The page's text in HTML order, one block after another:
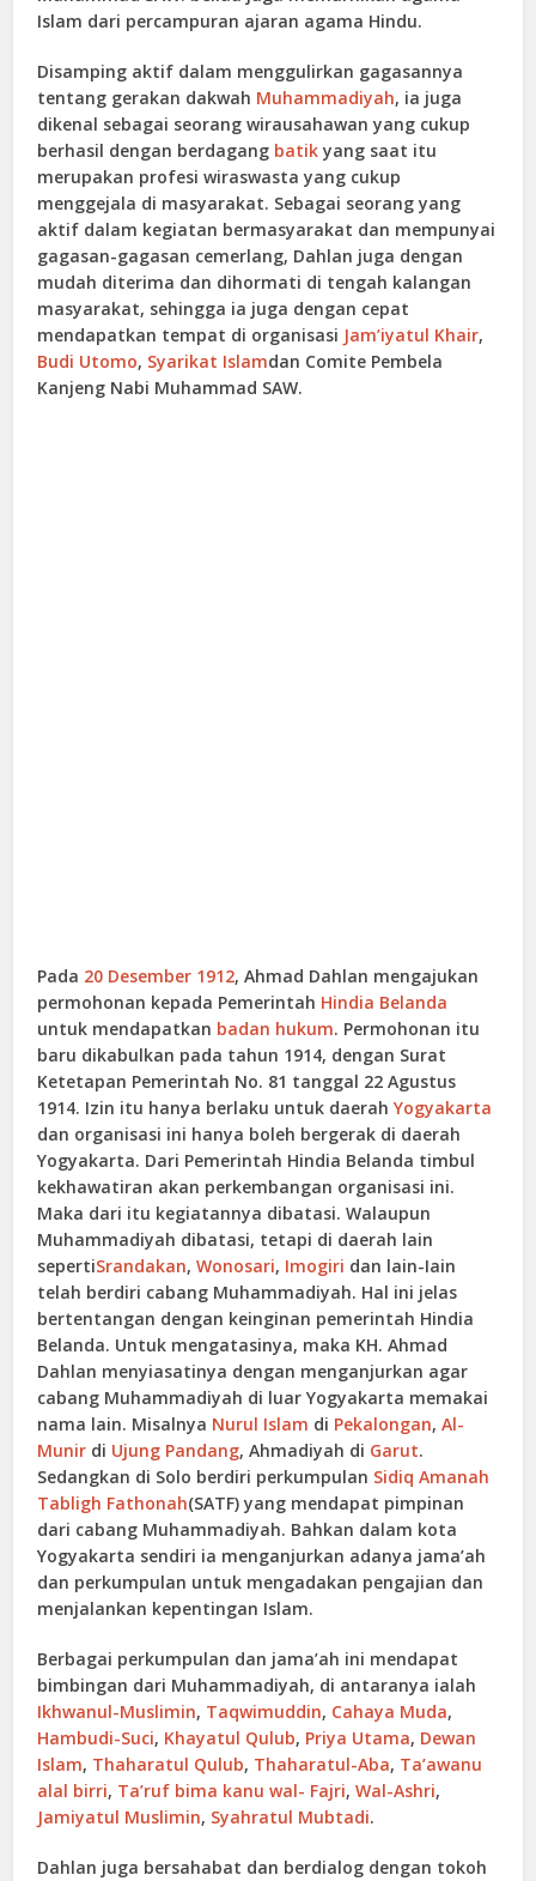
Islam dari percampuran ajaran agama Hindu.
Disamping aktif dalam menggulirkan gagasannya
tentang gerakan dakwah Muhammadiyah, ia juga
dikenal sebagai seorang wirausahawan yang cukup
berhasil dengan berdagang batik yang saat itu
merupakan profesi wiraswasta yang cukup
menggejala di masyarakat. Sebagai seorang yang
aktif dalam kegiatan bermasyarakat dan mempunyai
gagasan-gagasan cemerlang, Dahlan juga dengan
mudah diterima dan dihormati di tengah kalangan
masyarakat, sehingga ia juga dengan cepat
mendapatkan tempat di organisasi Jam’iyatul Khair,
Budi Utomo, Syarikat Islamdan Comite Pembela
Kanjeng Nabi Muhammad SAW.
Pada 20 Desember 1912, Ahmad Dahlan mengajukan
permohonan kepada Pemerintah Hindia Belanda
untuk mendapatkan badan hukum. Permohonan itu
baru dikabulkan pada tahun 1914, dengan Surat
Ketetapan Pemerintah No. 81 tanggal 22 Agustus
1914. Izin itu hanya berlaku untuk daerahYogyakarta
dan organisasi ini hanya boleh bergerak di daerah
Yogyakarta. Dari Pemerintah Hindia Belanda timbul
kekhawatiran akan perkembangan organisasi ini.
Maka dari itu kegiatannya dibatasi. Walaupun
Muhammadiyah dibatasi, tetapi di daerah lain
sepertiSrandakan,Wonosari, Imogiri dan lain-Iain
telah berdiri cabang Muhammadiyah. Hal ini jelas
bertentangan dengan keinginan pemerintah Hindia
Belanda. Untuk mengatasinya, maka KH. Ahmad
Dahlan menyiasatinya dengan menganjurkan agar
cabang Muhammadiyah di luar Yogyakarta memakai
nama lain. Misalnya Nurul Islam di Pekalongan,Al-
Munir di Ujung Pandang, Ahmadiyah di Garut.
Sedangkan di Solo berdiri perkumpulan Sidiq Amanah
Tabligh Fathonah(SATF) yang mendapat pimpinan
dari cabang Muhammadiyah. Bahkan dalam kota
Yogyakarta sendiri ia menganjurkan adanya jama’ah
dan perkumpulan untuk mengadakan pengajian dan
menjalankan kepentingan Islam.
Berbagai perkumpulan dan jama’ah ini mendapat
bimbingan dari Muhammadiyah, di antaranya ialah
Ikhwanul-Muslimin, Taqwimuddin, Cahaya Muda,
Hambudi-Suci, Khayatul Qulub, Priya Utama, Dewan
Islam, Thaharatul Qulub, Thaharatul-Aba, Ta’awanu
alal birri, Ta’ruf bima kanu wal- Fajri,Wal-Ashri,
Jamiyatul Muslimin, Syahratul Mubtadi.
Dahlan juga bersahabat dan berdialog dengan tokoh